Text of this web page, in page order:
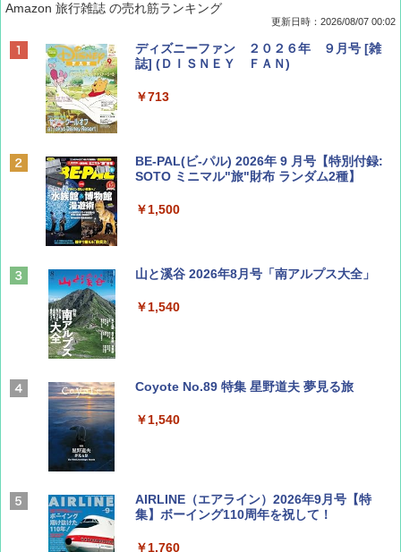
Amazon 旅行雑誌 の売れ筋ランキング
更新日時：2026/08/07 00:02
ディズニーファン ２０２６年 ９月号 [雑
誌] (ＤＩＳＮＥＹ ＦＡＮ)
￥713
BE-PAL(ビ-パル) 2026年 9 月号【特別付録:
SOTO ミニマル"旅"財布 ランダム2種】
￥1,500
山と溪谷 2026年8月号「南アルプス大全」
￥1,540
Coyote No.89 特集 星野道夫 夢見る旅
￥1,540
AIRLINE（エアライン）2026年9月号【特
集】ボーイング110周年を祝して！
￥1,760